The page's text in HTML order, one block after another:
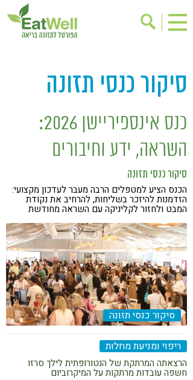
בישול בריא
אינדקס עסקים
תוספי תזונה
מתכוני בריאות
אירועים
שינוי תזונתי
גישות בתזונה
ניקוי רעלים
מזונות על
הפרעות קשב & ריכוז
אכילה רגשית
רגישות לגלוטן
טעים להכיר
קורונה
טבעונות
סיקור כנסי תזונה
כנס אינספיריישן 2026:
השראה, ידע וחיבורים
סיקור כנסי תזונה
הכנס הציע למטפלים הרבה מעבר לעדכון מקצועי:
הזדמנות להיזכר בשליחות, להרחיב את נקודת
המבט ולחזור לקליניקה עם השראה מחודשת
סיקור כנסי תזונה
ריפוי ומניעת מחלות
הרצאתה המרתקת של הנטורופתית לילך סרזו
חשפה עובדות מרתקות על המיקרוביום